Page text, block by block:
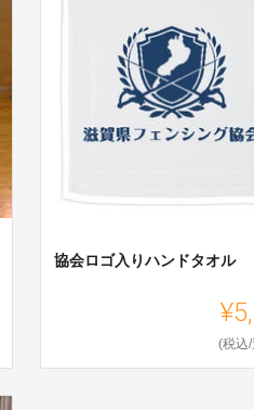
協会ロゴ入りハンドタオル
(税込